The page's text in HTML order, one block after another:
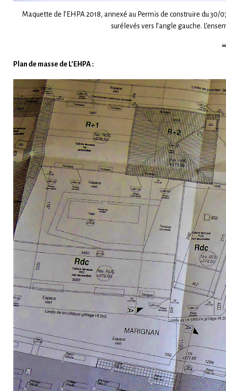
Maquette de l’EHPA 2018, annexé au Permis de construire du
surélevés vers l’angle gauche.
Plan de masse de L’EHPA :